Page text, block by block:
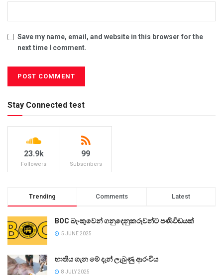
Save my name, email, and website in this browser for the
next time I comment.
Stay Connected test
23.9k
Followers
99
Subscribers
Trending Comments Latest
BOC බැංකුවෙන් ගනුදෙනුකරුවන්ට පණිවිඩයක්
5 JUNE 2025
භාතිය ගැන මේ දැන් ලැබුණු ආරංචිය
8 JULY 2025